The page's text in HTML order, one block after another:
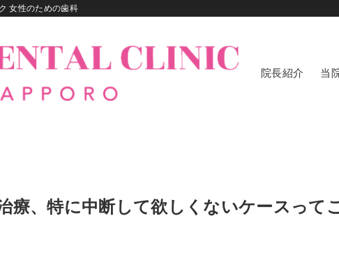
女性のための歯科
院長紹介 当
療、特に中断して欲しくないケースって